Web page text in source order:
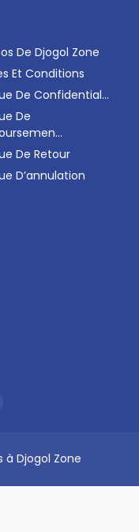
De Djogol Zone
Et Conditions
De Confidential...
De
De Retour
D’annulation
à Djogol Zone